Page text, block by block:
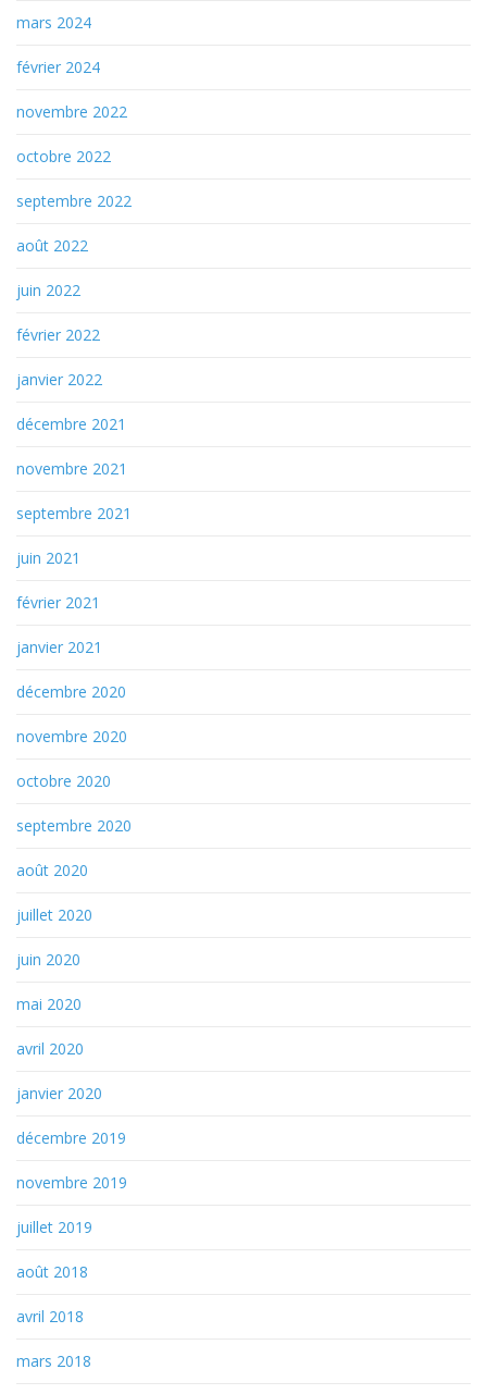
mars 2024
février 2024
novembre 2022
octobre 2022
septembre 2022
août 2022
juin 2022
février 2022
janvier 2022
décembre 2021
novembre 2021
septembre 2021
juin 2021
février 2021
janvier 2021
décembre 2020
novembre 2020
octobre 2020
septembre 2020
août 2020
juillet 2020
juin 2020
mai 2020
avril 2020
janvier 2020
décembre 2019
novembre 2019
juillet 2019
août 2018
avril 2018
mars 2018